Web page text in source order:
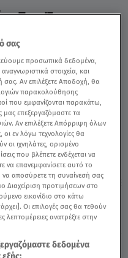
Που Έπεσε
ΚΑΚΟΠΟΙΗΣΗ
ΤΟ ΒΡΑΔΥ
σας
προσωπικά δεδομένα,
στοιχεία, και
Αν επιλέξετε Αποδοχή, θα
παρακολούθησης
που εμφανίζονται παρακάτω,
μας επεξεργαζόμαστε τα
Αν επιλέξετε Απόρριψη όλων
εν λόγω τεχνολογίες θα
οι ιχνηλάτες, ορισμένο
που βλέπετε ενδέχεται να
να επανεμφανίσετε αυτό το
να αποσύρετε τη συναίνεσή σας
Διαχείριση προτιμήσεων στο
εικονίδιο στο κάτω
Οι επιλογές σας θα τεθούν
λεπτομέρειες ανατρέξτε στην
δεδομένα